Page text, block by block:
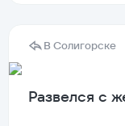
В Солигорске
Развелся с